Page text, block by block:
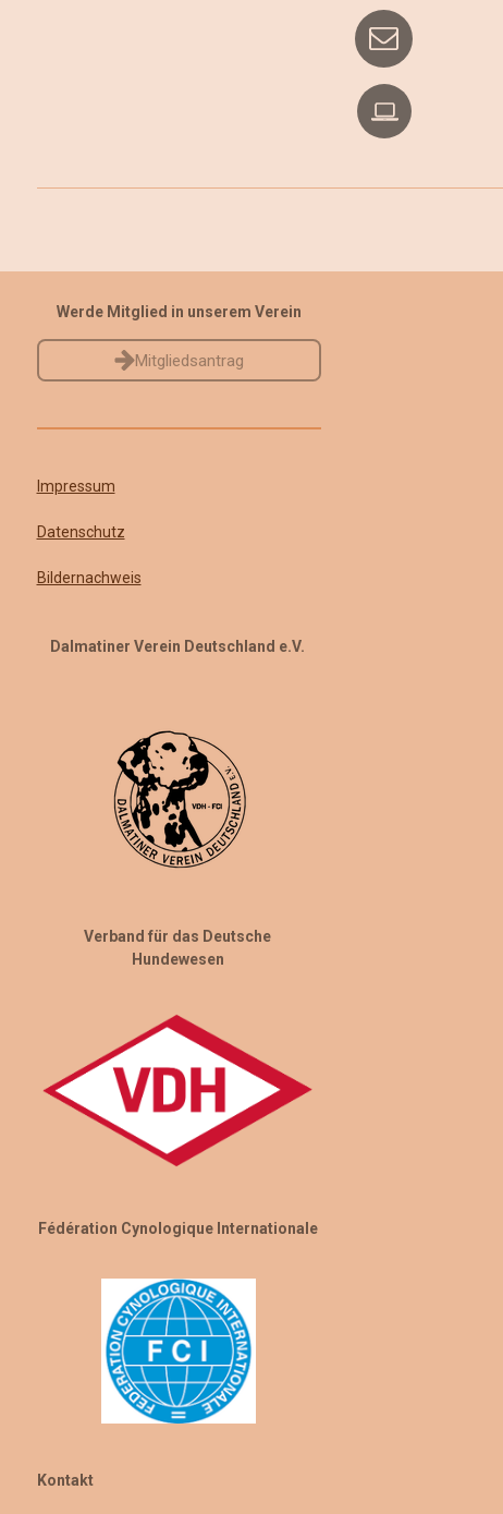
Werde Mitglied in unserem Verein
Mitgliedsantrag
Impressum
Datenschutz
Bildernachweis
Dalmatiner Verein Deutschland e.V.
Verband für das Deutsche
Hundewesen
Fédération Cynologique Internationale
Kontakt